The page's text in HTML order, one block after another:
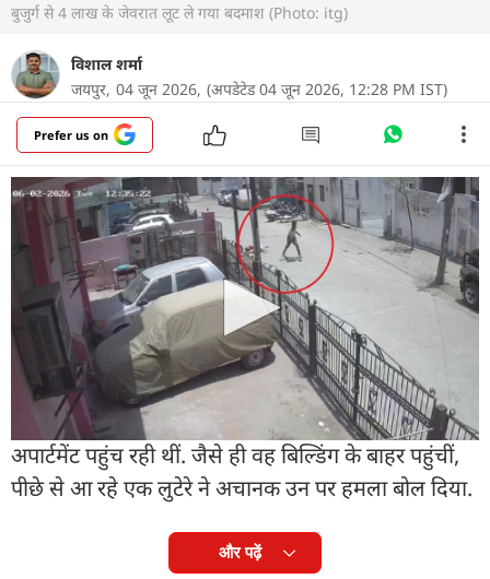
बुजुर्ग से 4 लाख के जेवरात लूट ले गया बदमाश (Photo: itg)
विशाल शर्मा
जयपुर, 04 जून 2026, (अपडेटेड 04 जून 2026, 12:28 PM IST)
Prefer us on
राजस्थान के जयपुर में मंदिर से दर्शन कर घर लौट रही बुजुर्ग
महिला के साथ दिनदहाड़े लूटपाट का सीसीटीवी सामने आया
है. जहां एक बदमाश बीच सड़क महिला को बेरहमी से
पटककर लाखों रुपए के सोने के आभूषण लूट ले गया.घटना
सोडाला थाना क्षेत्र के जमुना नगर की है, जहां 74 साल की
संतोष अग्रवाल 2 जून की दोपहर पास के मंदिर में दर्शन करने
गई थीं. वह दोपहर करीब 12:40 बजे वह वापस अपने
अपार्टमेंट पहुंच रही थीं. जैसे ही वह बिल्डिंग के बाहर पहुंचीं,
पीछे से आ रहे एक लुटेरे ने अचानक उन पर हमला बोल दिया.
और पढ़ें